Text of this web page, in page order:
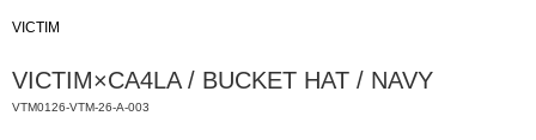
VICTIM
VICTIM×CA4LA / BUCKET HAT / NAVY
VTM0126-VTM-26-A-003